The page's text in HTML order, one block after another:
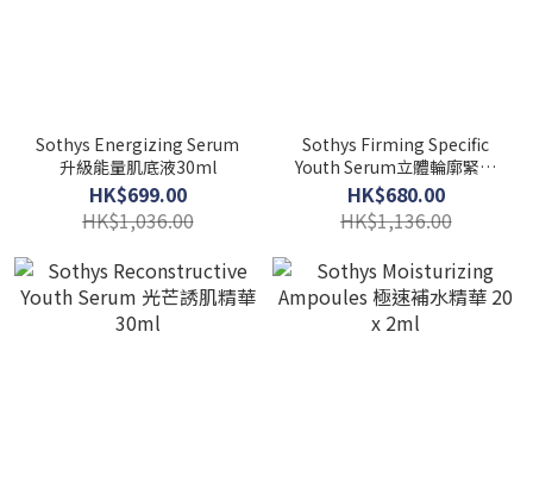
Sothys Energizing Serum
升級能量肌底液30ml
HK$699.00
HK$1,036.00
Sothys Firming Specific
Youth Serum立體輪廓緊緻
精華 30ml
HK$680.00
HK$1,136.00